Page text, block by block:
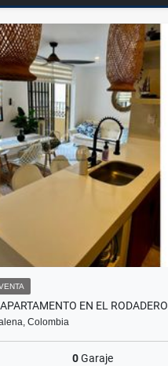
EN EL RODADERO
Colombia
0Garaje